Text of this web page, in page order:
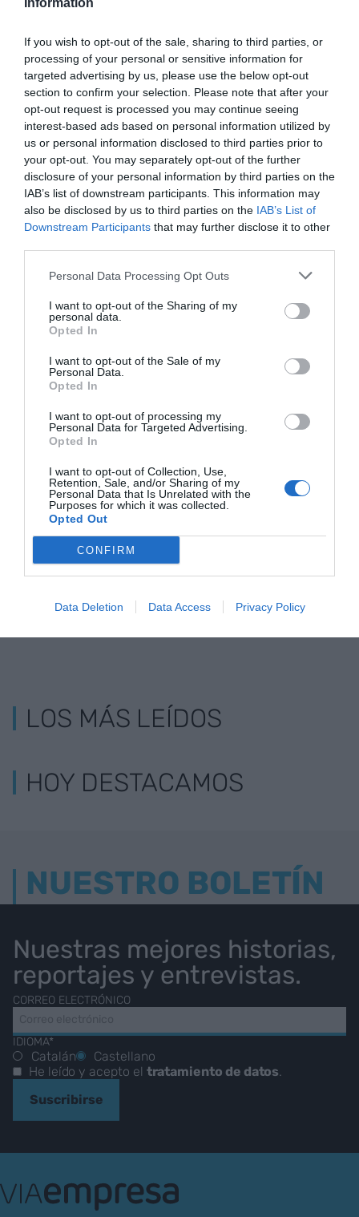
Information
If you wish to opt-out of the sale, sharing to third parties, or
processing of your personal or sensitive information for
targeted advertising by us, please use the below opt-out
section to confirm your selection. Please note that after your
opt-out request is processed you may continue seeing
interest-based ads based on personal information utilized by
us or personal information disclosed to third parties prior to
your opt-out. You may separately opt-out of the further
disclosure of your personal information by third parties on the
IAB’s list of downstream participants. This information may
also be disclosed by us to third parties on the IAB’s List of
Downstream Participants that may further disclose it to other
Personal Data Processing Opt Outs
I want to opt-out of the Sharing of my
personal data.
Opted In
I want to opt-out of the Sale of my
Personal Data.
Opted In
I want to opt-out of processing my
Personal Data for Targeted Advertising.
Opted In
I want to opt-out of Collection, Use,
Retention, Sale, and/or Sharing of my
Personal Data that Is Unrelated with the
Purposes for which it was collected.
Opted Out
CONFIRM
Data Deletion Data Access Privacy Policy
y no hubieran sido ya compensados.
AñadirVIA Empresacomo fuente preferida
de Google de forma gratuita
Mantente informado con las últimas noticias de
actualidad
ACTIVAR AHORA
RELACIONADAS
teletrabajo de
manera real (si
quien decide no
cree en él)
sindicatos y
patronales pactan
teletrabajo
tiene que
gastos?
LOS MÁS LEÍDOS
HOY DESTACAMOS
NUESTRO BOLETÍN
Nuestras mejores historias,
reportajes y entrevistas.
CORREO ELECTRÓNICO
IDIOMA*
Catalán
Castellano
He leído y acepto el tratamiento de datos.
Suscribirse